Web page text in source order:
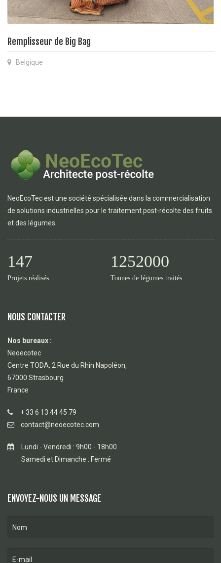
Remplisseur de Big Bag
Belgique
NeoEcoTec est une société spécialisée dans la commercialisation
de solutions industrielles pour le traitement post-récolte des fruits
et des légumes.
147
Projets réalisés
1252000
Tonnes de légumes traités
NOUS CONTACTER
Nos bureaux :
Neoecotec
Centre TODA, 2 Rue du Rhin Napoléon,
67000 Strasbourg
France
+ 33 6 13 44 45 79
contact@neoecotec.com
Lundi - Vendredi : 9h00 - 18h00
Samedi et Dimanche : Fermé
ENVOYEZ-NOUS UN MESSAGE